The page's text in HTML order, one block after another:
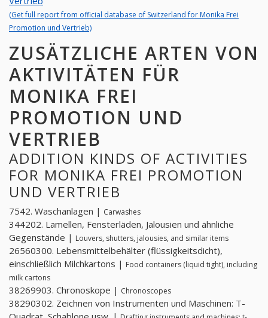
(Get full report from official database of Switzerland for Monika Frei
Promotion und Vertrieb)
ZUSÄTZLICHE ARTEN VON
AKTIVITÄTEN FÜR
MONIKA FREI
PROMOTION UND
VERTRIEB
ADDITION KINDS OF ACTIVITIES
FOR MONIKA FREI PROMOTION
UND VERTRIEB
7542. Waschanlagen | Carwashes
344202. Lamellen, Fensterläden, Jalousien und ähnliche
Gegenstände | Louvers, shutters, jalousies, and similar items
26560300. Lebensmittelbehälter (flüssigkeitsdicht),
einschließlich Milchkartons | Food containers (liquid tight), including
milk cartons
38269903. Chronoskope | Chronoscopes
38290302. Zeichnen von Instrumenten und Maschinen: T-